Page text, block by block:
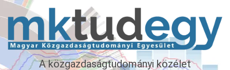
A közgazdaságtudományi közélet